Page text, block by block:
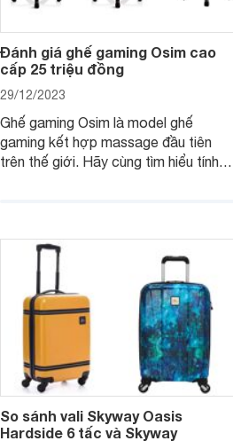
Đánh giá ghế gaming Osim cao
cấp 25 triệu đồng
29/12/2023
Ghế gaming Osim là model ghế
gaming kết hợp massage đầu tiên
trên thế giới. Hãy cùng tìm hiểu tính
So sánh vali Skyway Oasis
Hardside 6 tấc và Skyway